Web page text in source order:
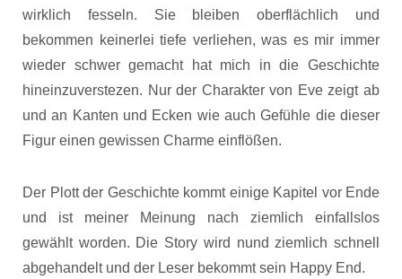
wirklich fesseln. Sie bleiben oberflächlich und
bekommen keinerlei tiefe verliehen, was es mir immer
wieder schwer gemacht hat mich in die Geschichte
hineinzuverstezen. Nur der Charakter von Eve zeigt ab
und an Kanten und Ecken wie auch Gefühle die dieser
Figur einen gewissen Charme einflößen.
Der Plott der Geschichte kommt einige Kapitel vor Ende
und ist meiner Meinung nach ziemlich einfallslos
gewählt worden. Die Story wird nund ziemlich schnell
abgehandelt und der Leser bekommt sein Happy End.